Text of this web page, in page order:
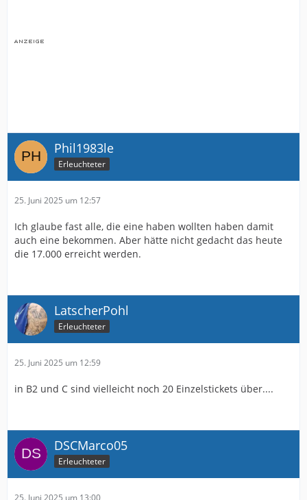
Phil1983le
Erleuchteter
25. Juni 2025 um 12:57
Ich glaube fast alle, die eine haben wollten haben damit
auch eine bekommen. Aber hätte nicht gedacht das heute
die 17.000 erreicht werden.
LatscherPohl
Erleuchteter
25. Juni 2025 um 12:59
in B2 und C sind vielleicht noch 20 Einzelstickets über....
DSCMarco05
Erleuchteter
25. Juni 2025 um 13:00